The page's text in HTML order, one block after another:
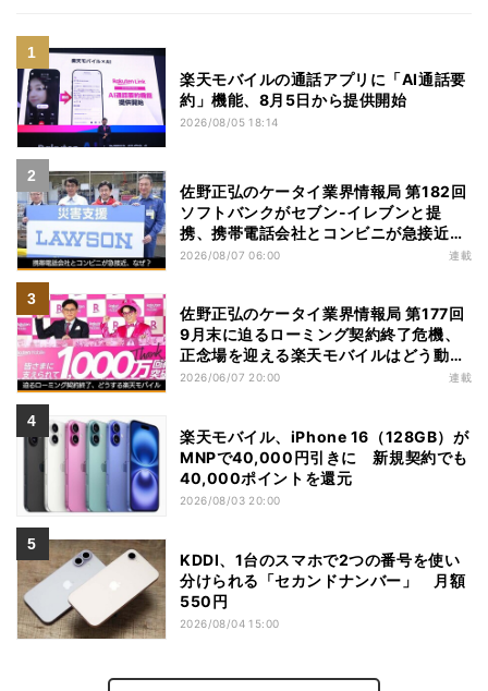
楽天モバイルの通話アプリに「AI通話要
約」機能、8月5日から提供開始
2026/08/05 18:14
佐野正弘のケータイ業界情報局 第182回
ソフトバンクがセブン-イレブンと提
携、携帯電話会社とコンビニが急接近す
る理由は
2026/08/07 06:00 連載
佐野正弘のケータイ業界情報局 第177回
9月末に迫るローミング契約終了危機、
正念場を迎える楽天モバイルはどう動
く？
2026/06/07 20:00 連載
楽天モバイル、iPhone 16（128GB）が
MNPで40,000円引きに 新規契約でも
40,000ポイントを還元
2026/08/03 20:00
KDDI、1台のスマホで2つの番号を使い
分けられる「セカンドナンバー」 月額
550円
2026/08/04 15:00